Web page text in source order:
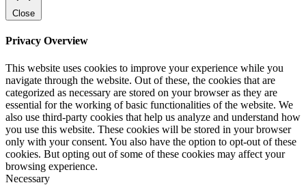
Close
Privacy Overview
This website uses cookies to improve your experience while you
navigate through the website. Out of these, the cookies that are
categorized as necessary are stored on your browser as they are
essential for the working of basic functionalities of the website. We
also use third-party cookies that help us analyze and understand how
you use this website. These cookies will be stored in your browser
only with your consent. You also have the option to opt-out of these
cookies. But opting out of some of these cookies may affect your
browsing experience.
Necessary